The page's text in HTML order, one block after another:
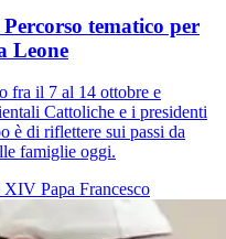
tematico per
Leone
fra il 7 al 14 ottobre e
Cattoliche e i presidenti
è di riflettere sui passi da
famiglie oggi.
XIV Papa Francesco